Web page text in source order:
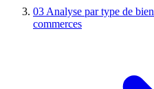
03 Analyse par type de bien
commerces